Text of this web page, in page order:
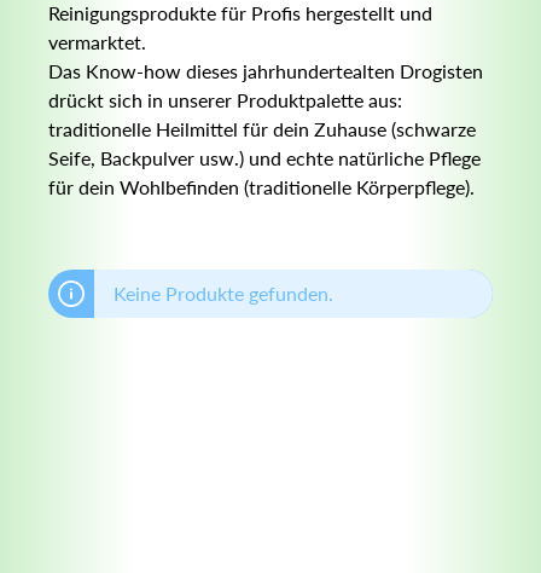
Reinigungsprodukte für Profis hergestellt und
vermarktet.
Das Know-how dieses jahrhundertealten Drogisten
drückt sich in unserer Produktpalette aus:
traditionelle Heilmittel für dein Zuhause (schwarze
Seife, Backpulver usw.) und echte natürliche Pflege
für dein Wohlbefinden (traditionelle Körperpflege).
Keine Produkte gefunden.